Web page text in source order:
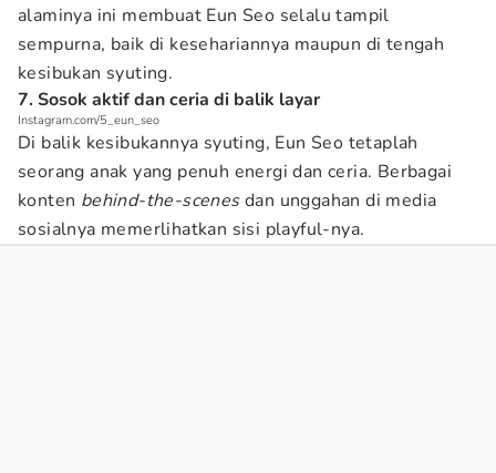
alaminya ini membuat Eun Seo selalu tampil
sempurna, baik di kesehariannya maupun di tengah
kesibukan syuting.
7. Sosok aktif dan ceria di balik layar
Instagram.com/5_eun_seo
Di balik kesibukannya syuting, Eun Seo tetaplah
seorang anak yang penuh energi dan ceria. Berbagai
konten behind-the-scenesdan unggahan di media
sosialnya memerlihatkan sisi playful-nya.